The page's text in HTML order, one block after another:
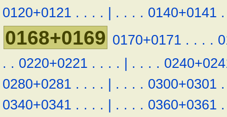
0120+0121 . . . . | . . . . 0140+0141 .
0168+0169 0170+0171 . . . .
. . 0220+0221 . . . . | . . . .
0280+0281 . . . . | . . . . 0300+0301 .
0340+0341 . . . . | . . . . 0360+0361 .